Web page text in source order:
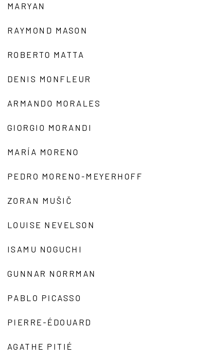
MARYAN
RAYMOND MASON
ROBERTO MATTA
DENIS MONFLEUR
ARMANDO MORALES
GIORGIO MORANDI
MARÍA MORENO
PEDRO MORENO-MEYERHOFF
ZORAN MUŠIČ
LOUISE NEVELSON
ISAMU NOGUCHI
GUNNAR NORRMAN
PABLO PICASSO
PIERRE-ÉDOUARD
AGATHE PITIÉ